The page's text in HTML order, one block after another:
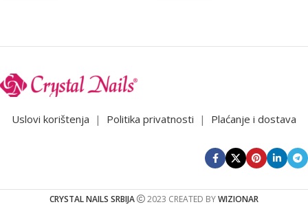
Uslovi korištenja | Politika privatnosti | Plaćanje i dostava
CRYSTAL NAILS SRBIJA 2023 CREATED BYWIZIONAR